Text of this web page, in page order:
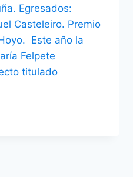
Egresados:
Casteleiro. Premio
Este año la
Felpete
titulado